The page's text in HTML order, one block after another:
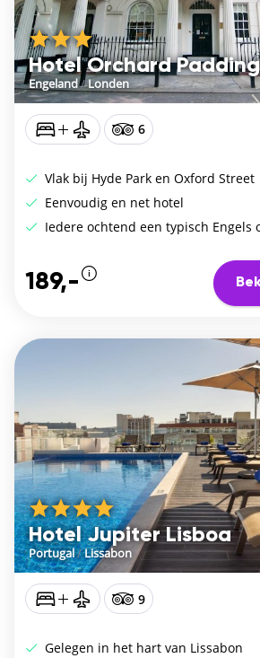
Hotel Orchard
Engeland/Londen
6
Vlak bij Hyde Park en Oxford Street
Eenvoudig en net hotel
Iedere ochtend een typisch Engels
189,-
Hotel Jupiter Lisboa
Portugal/Lissabon
9
Gelegen in het hart van Lissabon